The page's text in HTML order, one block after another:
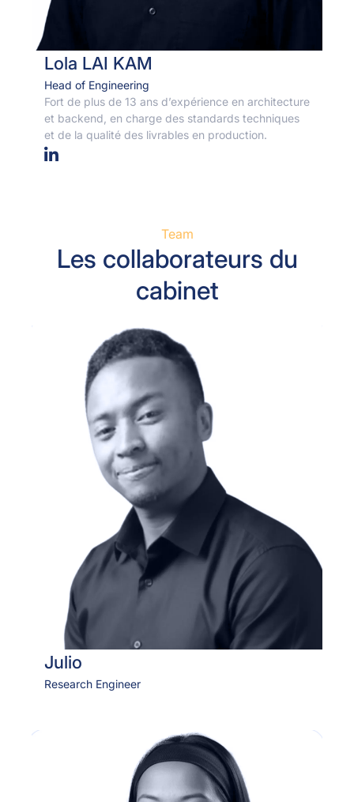
Lola LAI KAM
Head of Engineering
Fort de plus de 13 ans d’expérience en architecture
et backend, en charge des standards techniques
et de la qualité des livrables en production.
Team
Les collaborateurs du
cabinet
Julio
Research Engineer